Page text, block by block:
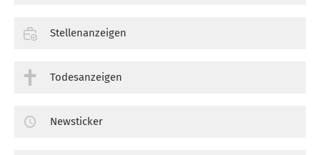
Stellenanzeigen
Todesanzeigen
Newsticker